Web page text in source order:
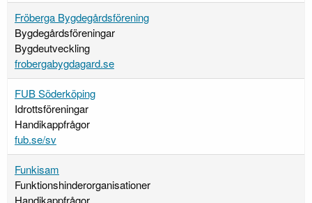
Fröberga Bygdegårdsförening
Bygdegårdsföreningar
Bygdeutveckling
frobergabygdagard.se
FUB Söderköping
Idrottsföreningar
Handikappfrågor
fub.se/sv
Funkisam
Funktionshinderorganisationer